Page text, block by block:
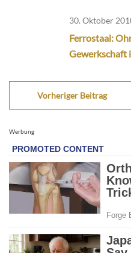
30. Oktober
Ferrostaal:
Gewerkschaft
Vorheriger Beitrag
Werbung